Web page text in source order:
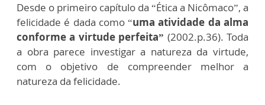
Desde o primeiro capítulo da “Ética a Nicômaco”, a
felicidade é dada como “uma atividade da alma
conforme a virtude perfeita” (2002.p.36). Toda
a obra parece investigar a natureza da virtude,
com o objetivo de compreender melhor a
natureza da felicidade.